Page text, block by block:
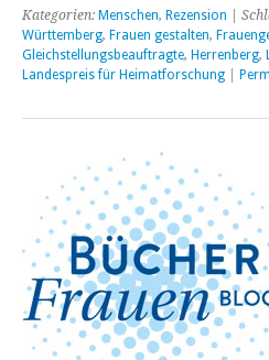
Kategorien: Menschen, Rezension |
Württemberg, Frauen gestalten,
Gleichstellungsbeauftragte, Herrenberg,
Landespreis für Heimatforschung